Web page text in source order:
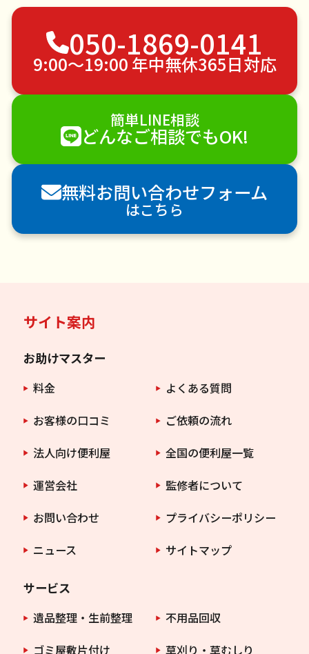
家具組立
結婚式代理出席
不用品回収
ゴミ屋敷片付け
引っ越し
植木の剪定
植木の伐採
手すり取り付け
ペットのお世話
エアコンクリーニング
DIY・日曜大工
ハウスクリーニング
雪かき・雪下ろし
襖（ふすま）の張替え
空き家管理
各種代行
害獣駆除
防草シート施工
ナメクジ駆除
害虫駆除
050-1869-0141
9:00〜19:00 年中無休365日対応
簡単LINE相談
どんなご相談でもOK!
無料お問い合わせフォーム
はこちら
サイト案内
お助けマスター
料金
よくある質問
お客様の口コミ
ご依頼の流れ
法人向け便利屋
全国の便利屋一覧
運営会社
監修者について
お問い合わせ
プライバシーポリシー
ニュース
サイトマップ
サービス
遺品整理・生前整理
不用品回収
ゴミ屋敷片付け
草刈り・草むしり